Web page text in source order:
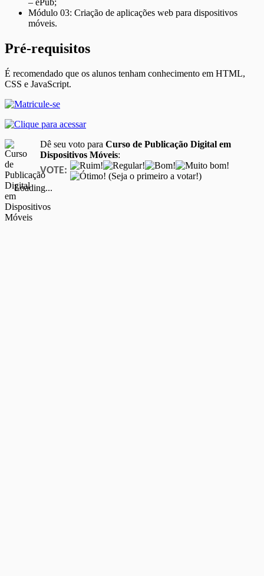
– ePub;
Módulo 03: Criação de aplicações web para dispositivos
móveis.
Pré-requisitos
É recomendado que os alunos tenham conhecimento em HTML,
CSS e JavaScript.
Dê seu voto para Curso de Publicação Digital em
Dispositivos Móveis:
VOTE:
(Seja o primeiro a votar!)
Loading...